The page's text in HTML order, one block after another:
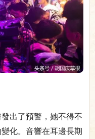
出了預警，她不得不
化。音響在耳邊長期